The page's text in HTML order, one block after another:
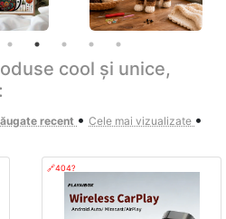
cool și unice,
recent • Cele mai vizualizate •
🔗404?